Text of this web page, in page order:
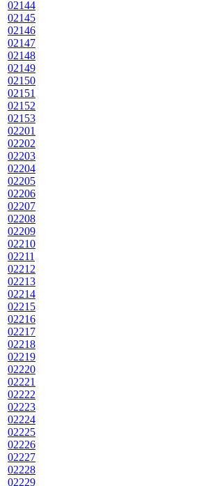
02144
02145
02146
02147
02148
02149
02150
02151
02152
02153
02201
02202
02203
02204
02205
02206
02207
02208
02209
02210
02211
02212
02213
02214
02215
02216
02217
02218
02219
02220
02221
02222
02223
02224
02225
02226
02227
02228
02229